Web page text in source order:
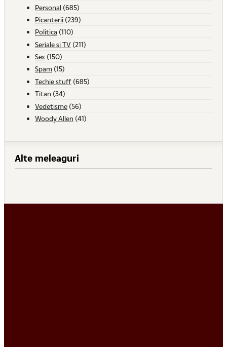
Personal (685)
Picanterii (239)
Politica (110)
Seriale si TV (211)
Sex (150)
Spam (15)
Techie stuff (685)
Titan (34)
Vedetisme (56)
Woody Allen (41)
Alte meleaguri